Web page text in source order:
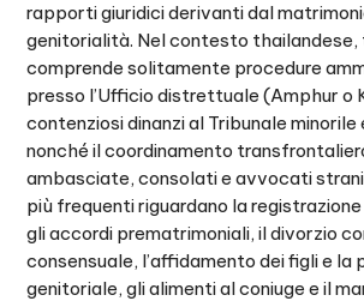
rapporti giuridici derivanti dal
genitorialità. Nel contesto
comprende solitamente procedure
presso l’Ufficio distrettuale (Amphur o
contenziosi dinanzi al Tribunale
nonché il coordinamento
ambasciate, consolati e avvocati
più frequenti riguardano la
gli accordi prematrimoniali, il divorzio
consensuale, l’affidamento dei figli e la
genitoriale, gli alimenti al coniuge e il